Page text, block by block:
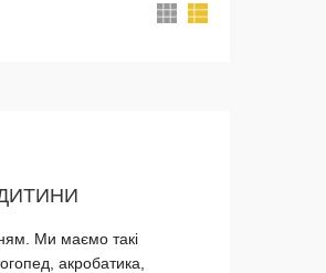
Ми маємо такі
акробатика,